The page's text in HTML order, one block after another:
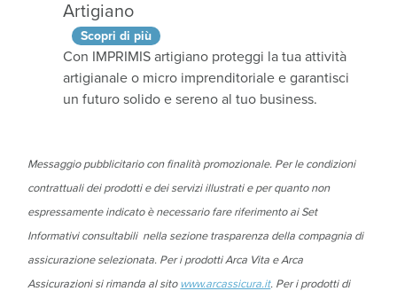
Artigiano
Scopri di più
Con IMPRIMIS artigiano proteggi la tua attività
artigianale o micro imprenditoriale e garantisci
un futuro solido e sereno al tuo business.
Messaggio pubblicitario con finalità promozionale. Per le condizioni
contrattuali dei prodotti e dei servizi illustrati e per quanto non
espressamente indicato è necessario fare riferimento ai Set
Informativi consultabili nella sezione trasparenza della compagnia di
assicurazione selezionata. Per i prodotti Arca Vita e Arca
Assicurazioni si rimanda al sitowww.arcassicura.it. Per i prodotti di